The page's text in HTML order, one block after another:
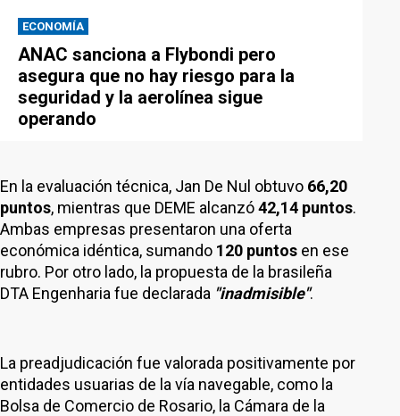
ECONOMÍA
ANAC sanciona a Flybondi pero
asegura que no hay riesgo para la
seguridad y la aerolínea sigue
operando
En la evaluación técnica, Jan De Nul obtuvo 66,20
puntos, mientras que DEME alcanzó42,14 puntos.
Ambas empresas presentaron una oferta
económica idéntica, sumando 120 puntos en ese
rubro. Por otro lado, la propuesta de la brasileña
DTA Engenharia fue declarada "inadmisible".
La preadjudicación fue valorada positivamente por
entidades usuarias de la vía navegable, como la
Bolsa de Comercio de Rosario, la Cámara de la